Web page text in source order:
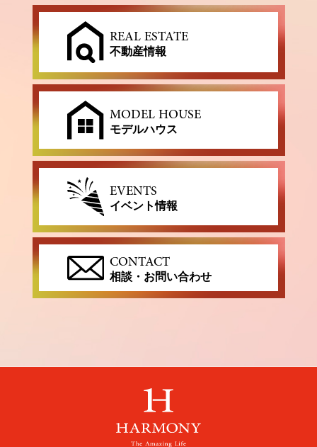
REAL ESTATE
不動産情報
MODEL HOUSE
モデルハウス
EVENTS
イベント情報
CONTACT
相談・お問い合わせ